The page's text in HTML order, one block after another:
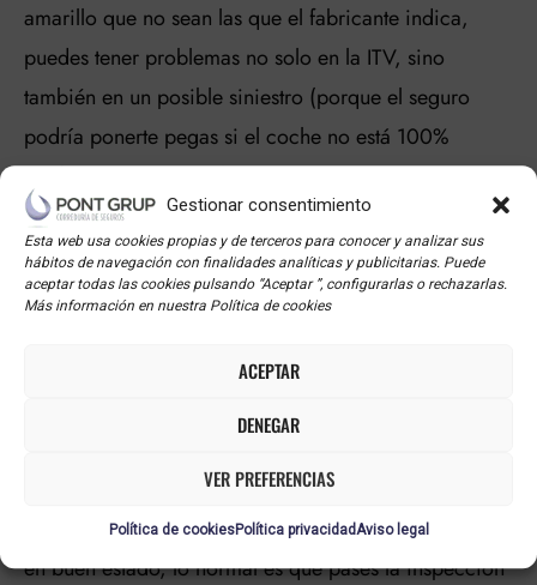
Gestionar consentimiento
Esta web usa cookies propias y de terceros para conocer y analizar sus
hábitos de navegación con finalidades analíticas y publicitarias. Puede
aceptar todas las cookies pulsando “Aceptar ”, configurarlas o rechazarlas.
Más información en nuestra Política de cookies
ACEPTAR
DENEGAR
VER PREFERENCIAS
Política de cookiesPolítica privacidadAviso legal
amarillo que no sean las que el fabricante indica,
puedes tener problemas no solo en la ITV, sino
también en un posible siniestro (porque el seguro
podría ponerte pegas si el coche no está 100%
conforme a normativa).
En resumen: si los faros amarillos están bien
homologados y son originales del vehículo, no hay de
o no cumplen normativa, la ITV te va a decir: “nos
faros amarillospueden convivir… pero
con matices. Si tu coche los lleva de fábrica y están
en buen estado, lo normal es que pases la inspección